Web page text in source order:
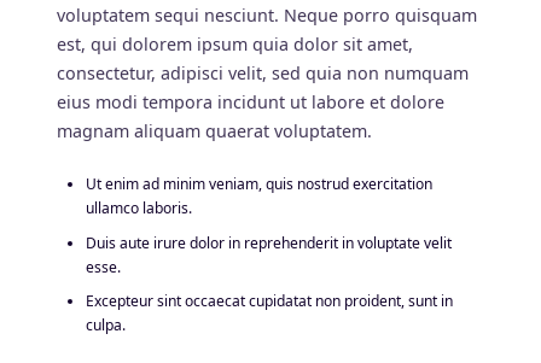
voluptatem sequi nesciunt. Neque porro quisquam
est, qui dolorem ipsum quia dolor sit amet,
consectetur, adipisci velit, sed quia non numquam
eius modi tempora incidunt ut labore et dolore
magnam aliquam quaerat voluptatem.
Ut enim ad minim veniam, quis nostrud exercitation
ullamco laboris.
Duis aute irure dolor in reprehenderit in voluptate velit
esse.
Excepteur sint occaecat cupidatat non proident, sunt in
culpa.